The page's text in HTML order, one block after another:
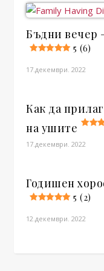
Бъдни вечер
5 (6)
17.декември. 2022
Как да
на ушите
17.декември. 2022
Годишен
5 (2)
12.декември. 2022